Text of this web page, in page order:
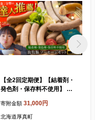
【全2回定期便】【結着剤・
発色剤・保存料不使用】 放
ーセージ5種）《厚真町》
【ファーマーズファクトリー
寄附金額 31,000円
北海道厚真町